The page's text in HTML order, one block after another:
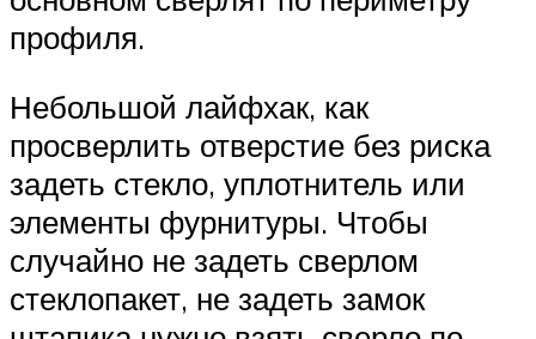
профиля.
Небольшой лайфхак, как
просверлить отверстие без риска
задеть стекло, уплотнитель или
элементы фурнитуры. Чтобы
случайно не задеть сверлом
стеклопакет, не задеть замок